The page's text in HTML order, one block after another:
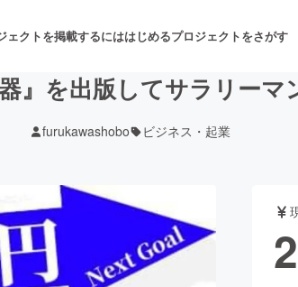
ェクトを掲載するにははじめるプロジェクトをさがす
舞台・パフォーマ
ビス開発 フード・飲食店
』を出版してサラリーマ
furukawashobo ビジネス・起業